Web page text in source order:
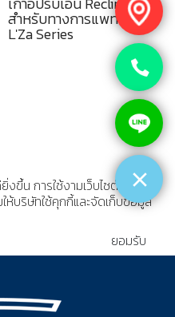
สำหรับทางการแพทย์ รุ่น
L'Za Series
ขึ้น การใช้งามเว็บไซต์นี้
ห้บริษัทใช้คุกกี้และจัดเก็บข้อมูล
ยอมรับ